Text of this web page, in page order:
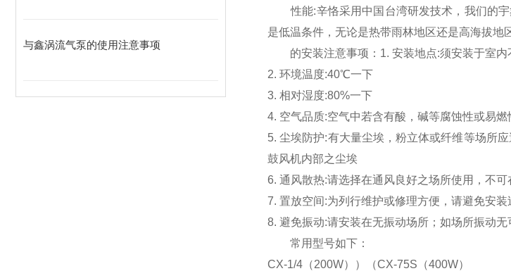
与鑫涡流气泵的使用注意事项
性能:辛恪采用中国台湾研发技术，我们的
是低温条件，无论是热带雨林地区还是高海拔地
的安装注意事项：1. 安装地点:须安装于室
2. 环境温度:40℃一下
3. 相对湿度:80%一下
4. 空气品质:空气中若含有酸，碱等腐蚀性或易
5. 尘埃防护:有大量尘埃，粉立体或纤维等场所
鼓风机内部之尘埃
6. 通风散热:请选择在通风良好之场所使用，不
7. 置放空间:为列行维护或修理方便，请避免安装
8. 避免振动:请安装在无振动场所；如场所振动
常用型号如下：
CX-1/4（200W））（CX-75S（400W）